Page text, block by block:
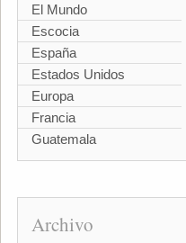
El Mundo
Escocia
España
Estados Unidos
Europa
Francia
Guatemala
Archivo